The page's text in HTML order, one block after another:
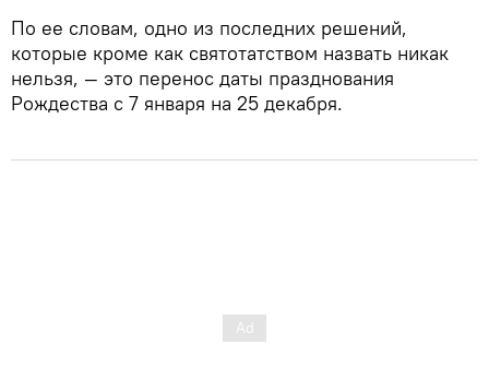
По ее словам, одно из последних решений,
которые кроме как святотатством назвать никак
нельзя, — это перенос даты празднования
Рождества с 7 января на 25 декабря.